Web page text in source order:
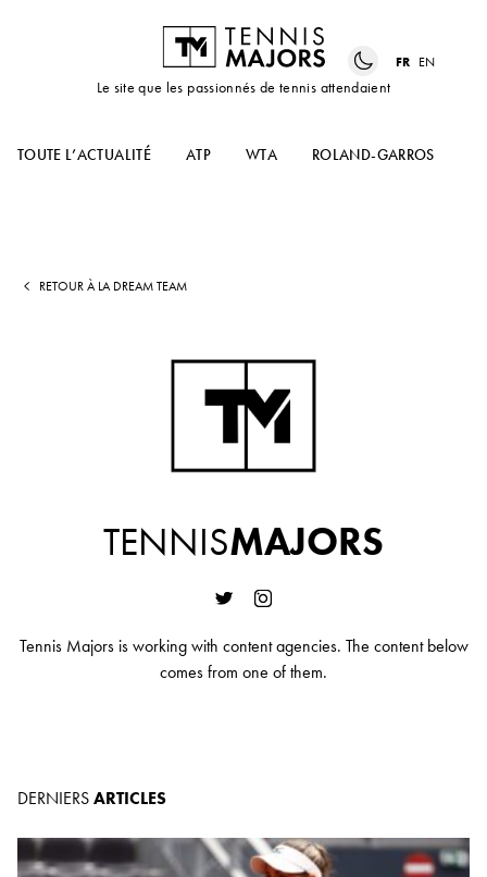
Le site que les passionnés de tennis attendaient
FR EN
TOUTE L’ACTUALITÉ ATP WTA ROLAND-GARROS
RETOUR À LA DREAM TEAM
TENNISMAJORS
Tennis Majors is working with content agencies. The content below
comes from one of them.
DERNIERSARTICLES